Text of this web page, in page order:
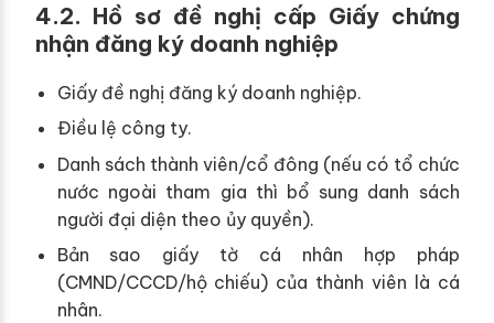
4.2. Hồ sơ đề nghị cấp Giấy chứng
nhận đăng ký doanh nghiệp
Giấy đề nghị đăng ký doanh nghiệp.
Điều lệ công ty.
Danh sách thành viên/cổ đông (nếu có tổ chức
nước ngoài tham gia thì bổ sung danh sách
người đại diện theo ủy quyền).
Bản sao giấy tờ cá nhân hợp pháp
(CMND/CCCD/hộ chiếu) của thành viên là cá
nhân.